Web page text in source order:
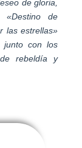
de gloria,
de
las estrellas»
junto con los
rebeldía y